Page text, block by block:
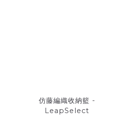
仿藤編織收納籃 -
LeapSelect